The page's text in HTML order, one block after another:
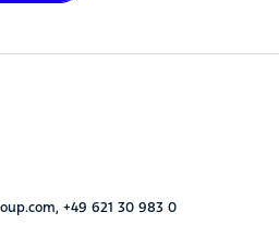
+49 621 30 983 0